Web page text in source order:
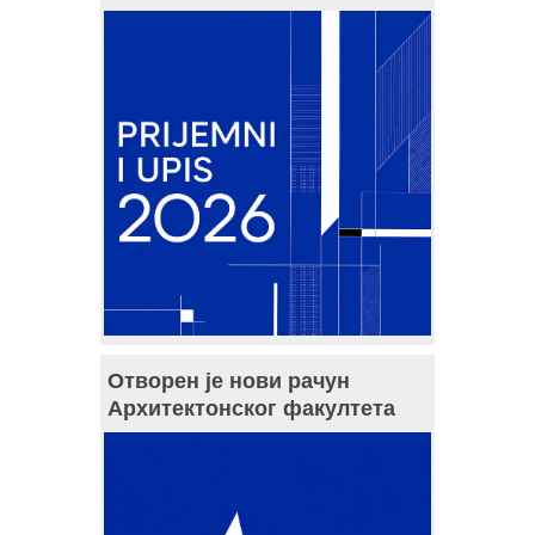
Отворен је нови рачун
Архитектонског факултета